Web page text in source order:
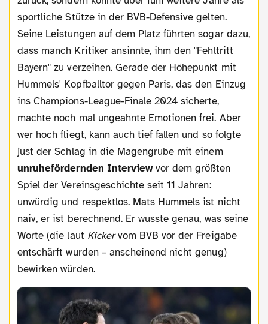
sportliche Stütze in der BVB-Defensive gelten.
Seine Leistungen auf dem Platz führten sogar dazu,
dass manch Kritiker ansinnte, ihm den "Fehltritt
Bayern" zu verzeihen. Gerade der Höhepunkt mit
Hummels' Kopfballtor gegen Paris, das den Einzug
ins Champions-League-Finale 2024 sicherte,
machte noch mal ungeahnte Emotionen frei. Aber
wer hoch fliegt, kann auch tief fallen und so folgte
just der Schlag in die Magengrube mit einem
unruhefördernden Interviewvor dem größten
Spiel der Vereinsgeschichte seit 11 Jahren:
unwürdig und respektlos. Mats Hummels ist nicht
naiv, er ist berechnend. Er wusste genau, was seine
Worte (die laut Kickervom BVB vor der Freigabe
entschärft wurden – anscheinend nicht genug)
bewirken würden.